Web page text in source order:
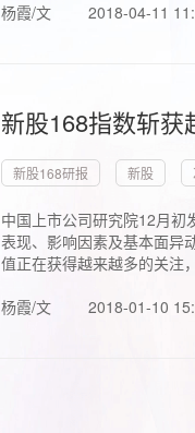
杨霞/文
2018-04-11
新股168指数斩
新股168研报 新股
中国上市公司研究院12月初
表现、影响因素及基本面异
值正在获得越来越多的关注
杨霞/文
2018-01-10